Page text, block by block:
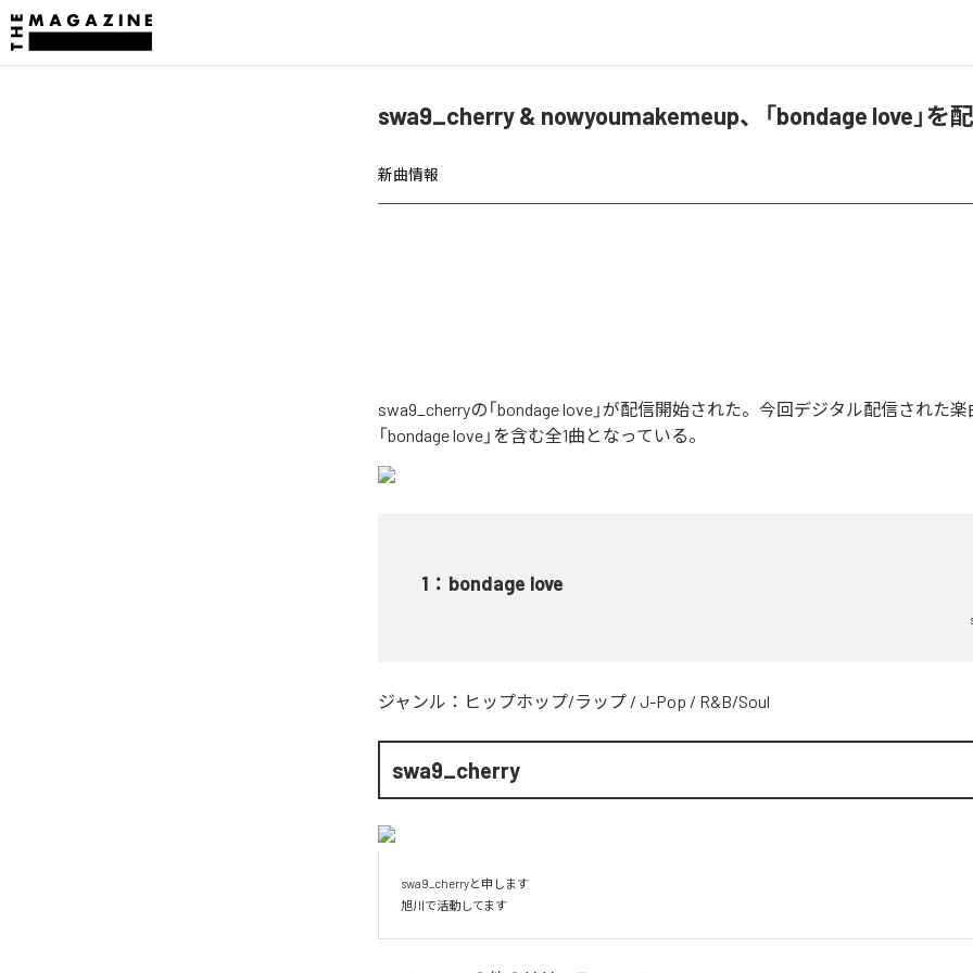
swa9_cherry & nowyoumakemeup、「bondage love」を
新曲情報
swa9_cherryの「bondage love」が配信開始された。今回デジタル配信された
「bondage love」を含む全1曲となっている。
1 ： bondage love
ジャンル： ヒップホップ/ラップ / J-Pop / R&B/Soul
swa9_cherry
swa9_cherryと申します
旭川で活動してます